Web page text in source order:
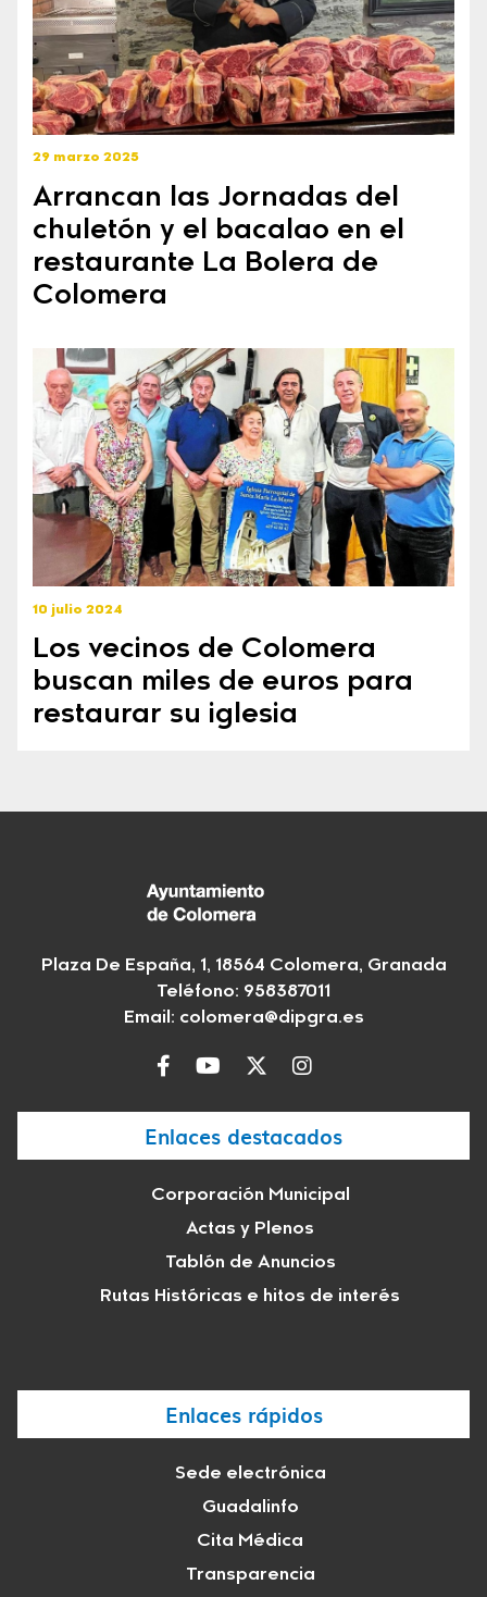
29 marzo 2025
Arrancan las Jornadas del
chuletón y el bacalao en el
restaurante La Bolera de
Colomera
10 julio 2024
Los vecinos de Colomera
buscan miles de euros para
restaurar su iglesia
Plaza De España, 1, 18564 Colomera, Granada
Teléfono: 958387011
Email: colomera@dipgra.es
Enlaces destacados
Corporación Municipal
Actas y Plenos
Tablón de Anuncios
Rutas Históricas e hitos de interés
Enlaces rápidos
Sede electrónica
Guadalinfo
Cita Médica
Transparencia